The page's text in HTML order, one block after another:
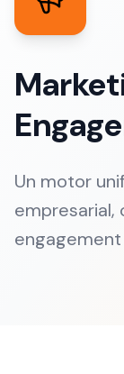
Un motor
empresarial,